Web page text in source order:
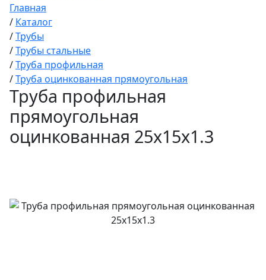
Главная
/ Каталог
/Трубы
/Трубы стальные
/Труба профильная
/Труба оцинкованная прямоугольная
Труба профильная
прямоугольная
оцинкованная 25х15х1.3